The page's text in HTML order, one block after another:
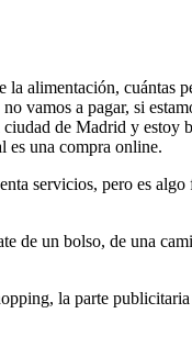
alimentación, cuántas
vamos a pagar, si
de Madrid y estoy
es una compra online.
servicios, pero es
de un bolso, de una
la parte